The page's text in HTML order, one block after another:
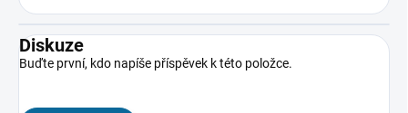
Diskuze
Buďte první, kdo napíše příspěvek k této položce.